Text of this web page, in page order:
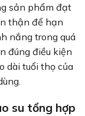
sản phẩm đạt
thận để hạn
nắng trong quá
đúng điều kiện
dài tuổi thọ của
su tổng hợp